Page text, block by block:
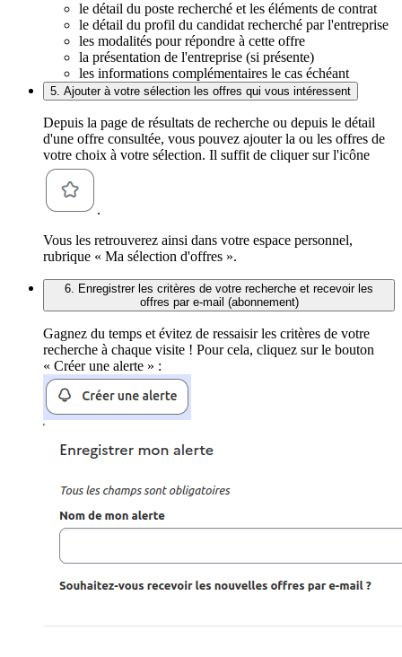
le détail du poste recherché et les éléments de contrat
le détail du profil du candidat recherché par l'entreprise
les modalités pour répondre à cette offre
la présentation de l'entreprise (si présente)
les informations complémentaires le cas échéant
5. Ajouter à votre sélection les offres qui vous intéressent
Depuis la page de résultats de recherche ou depuis le détail
d'une offre consultée, vous pouvez ajouter la ou les offres de
votre choix à votre sélection. Il suffit de cliquer sur l'icône
.
Vous les retrouverez ainsi dans votre espace personnel,
rubrique « Ma sélection d'offres ».
6. Enregistrer les critères de votre recherche et recevoir les
offres par e-mail (abonnement)
Gagnez du temps et évitez de ressaisir les critères de votre
recherche à chaque visite ! Pour cela, cliquez sur le bouton
« Créer une alerte » :